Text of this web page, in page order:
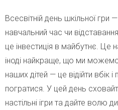
Всесвітній день шкільної гри
навчальний час чи
це інвестиція в майбутнє.
іноді найкраще, що ми
наших дітей — це відійти вбік
погратися. У цей день
настільні ігри та дайте волю